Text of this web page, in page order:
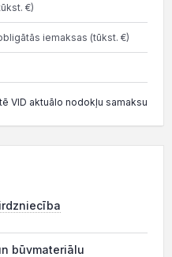
€)
iemaksas (tūkst. €)
VID aktuālo nodokļu samaksu
būvmateriālu